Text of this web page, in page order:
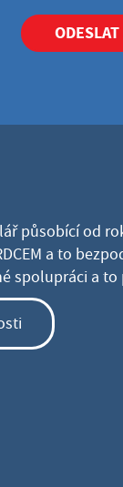
působící od
a to
spolupráci a